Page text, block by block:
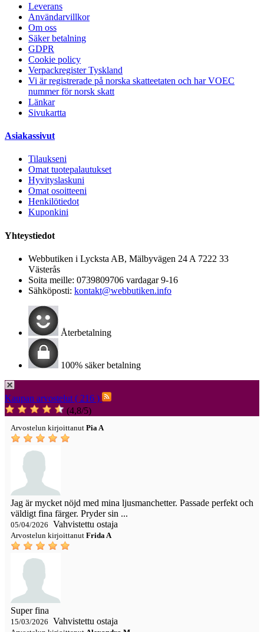
Leverans
Användarvillkor
Om oss
Säker betalning
GDPR
Cookie policy
Verpackregister Tyskland
Vi är registrerade på norska skatteetaten och har VOEC
nummer för norsk skatt
Länkar
Sivukartta
Asiakassivut
Tilaukseni
Omat tuotepalautukset
Hyvityslaskuni
Omat osoitteeni
Henkilötiedot
Kuponkini
Yhteystiedot
Webbutiken i Lycksta AB, Mälbyvägen 24 A 7222 33
Västerås
Soita meille: 0739809706 vardagar 9-16
Sähköposti: kontakt@webbutiken.info
Återbetalning
100% säker betalning
Kaupan arvostelut ( 216 )
(4,8/5)
Arvostelun kirjoittanut Pia A
Jag är mycket nöjd med mina ljusmanchetter. Passade perfekt och
väldigt fina färger. Pryder sin ...
05/04/2026 Vahvistettu ostaja
Arvostelun kirjoittanut Frida A
Super fina
15/03/2026 Vahvistettu ostaja